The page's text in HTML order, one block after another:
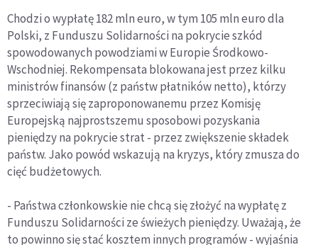
Chodzi o wypłatę 182 mln euro, w tym 105 mln euro dla
Polski, z Funduszu Solidarności na pokrycie szkód
spowodowanych powodziami w Europie Środkowo-
Wschodniej. Rekompensata blokowana jest przez kilku
ministrów finansów (z państw płatników netto), którzy
sprzeciwiają się zaproponowanemu przez Komisję
Europejską najprostszemu sposobowi pozyskania
pieniędzy na pokrycie strat - przez zwiększenie składek
państw. Jako powód wskazują na kryzys, który zmusza do
cięć budżetowych.
- Państwa członkowskie nie chcą się złożyć na wypłatę z
Funduszu Solidarności ze świeżych pieniędzy. Uważają, że
to powinno się stać kosztem innych programów - wyjaśnia